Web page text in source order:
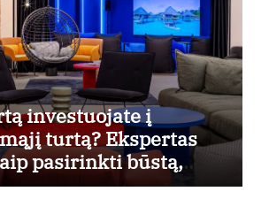
investuojate į
turtą? Ekspertas
pasirinkti būstą,
grąžą